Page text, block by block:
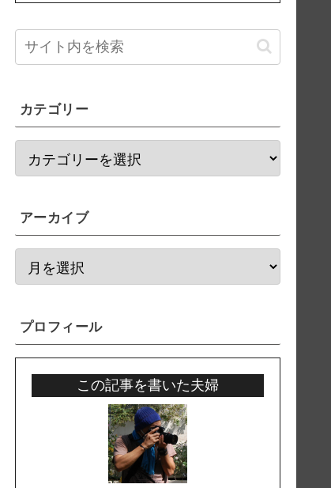
550円から購入可能です。毎週更新
カテゴリー
アーカイブ
プロフィール
この記事を書いた夫婦